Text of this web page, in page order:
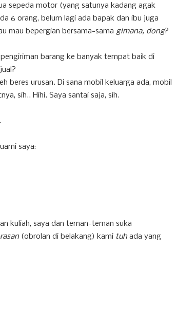
sepeda motor (yang satunya kadang agak
6 orang, belum lagi ada bapak dan ibu juga
mau bepergian bersama-sama gimana, dong?
barang ke banyak tempat baik di
beres urusan. Di sana mobil keluarga ada, mobil
sih.. Hihi. Saya santai saja, sih.
saya:
kuliah, saya dan teman-teman suka
(obrolan di belakang) kami tuh ada yang